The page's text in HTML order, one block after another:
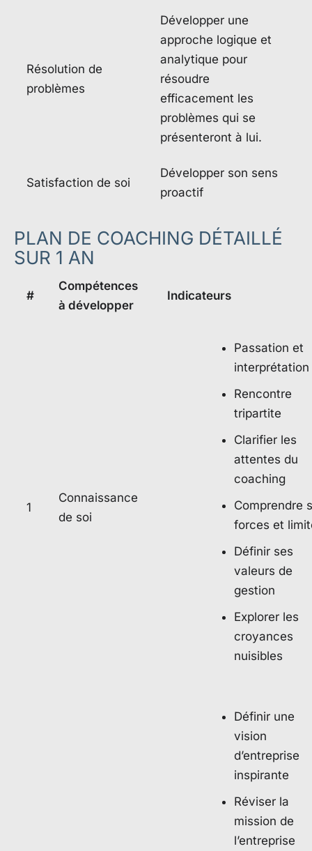
Résolution de
problèmes
Développer une
approche logique et
analytique pour
résoudre
efficacement les
problèmes qui se
présenteront à lui.
Satisfaction de soi
Développer son sens
proactif
PLAN DE COACHING DÉTAILLÉ
SUR 1 AN
#
Compétences
à développer
Indicateurs
1
Connaissance
de soi
Passation et
interprétation
Rencontre
tripartite
Clarifier les
attentes du
coaching
Comprendre
forces et
Définir ses
valeurs de
gestion
Explorer les
croyances
nuisibles
Définir une
vision
d’entreprise
inspirante
Réviser la
mission de
l’entreprise